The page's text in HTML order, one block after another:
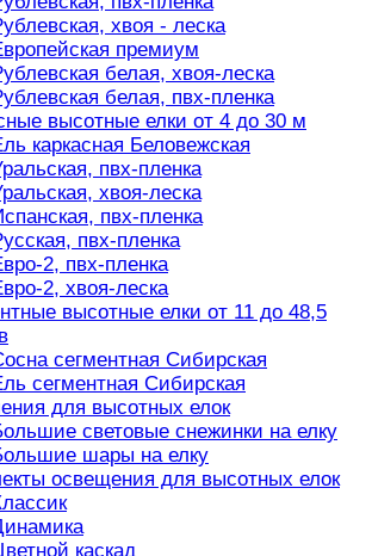
хвоя - леска
премиум
белая, хвоя-леска
белая, пвх-пленка
высотные елки от 4 до 30 м
каркасная Беловежская
пвх-пленка
хвоя-леска
пвх-пленка
пвх-пленка
2, пвх-пленка
2, хвоя-леска
высотные елки от 11 до 48,5
сегментная Сибирская
сегментная Сибирская
для высотных елок
световые снежинки на елку
шары на елку
освещения для высотных елок
каскад